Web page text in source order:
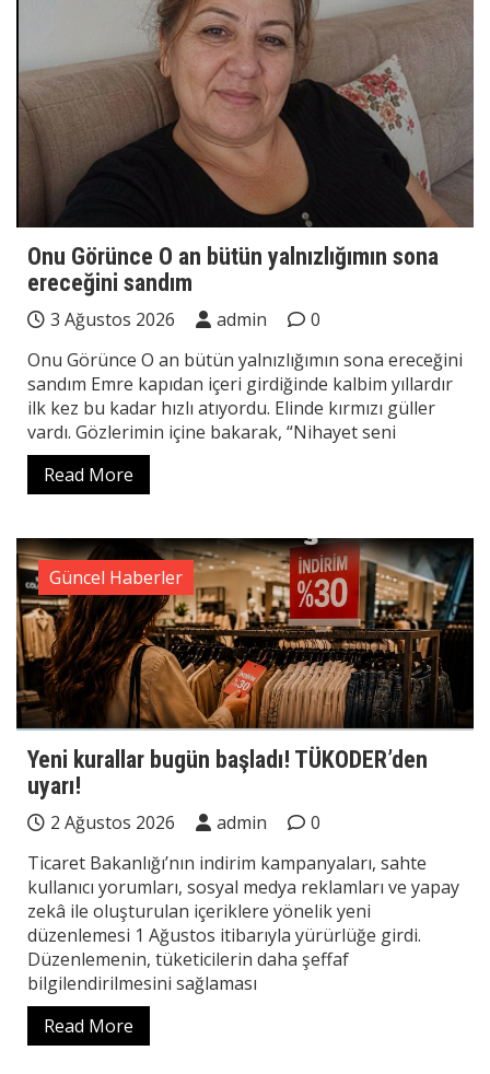
Onu Görünce O an bütün yalnızlığımın sona
ereceğini sandım
3 Ağustos 2026 admin
0
Onu Görünce O an bütün yalnızlığımın sona ereceğini
sandım Emre kapıdan içeri girdiğinde kalbim yıllardır
ilk kez bu kadar hızlı atıyordu. Elinde kırmızı güller
vardı. Gözlerimin içine bakarak, “Nihayet seni
Read More
Güncel Haberler
Yeni kurallar bugün başladı! TÜKODER’den
uyarı!
2 Ağustos 2026 admin
0
Ticaret Bakanlığı’nın indirim kampanyaları, sahte
kullanıcı yorumları, sosyal medya reklamları ve yapay
zekâ ile oluşturulan içeriklere yönelik yeni
düzenlemesi 1 Ağustos itibarıyla yürürlüğe girdi.
Düzenlemenin, tüketicilerin daha şeffaf
bilgilendirilmesini sağlaması
Read More